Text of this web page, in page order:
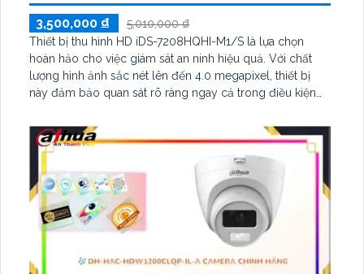
3,500,000 ₫
5,010,000 ₫
Thiết bị thu hình HD iDS-7208HQHI-M1/S là lựa chọn
hoàn hảo cho việc giám sát an ninh hiệu quả. Với chất
lượng hình ảnh sắc nét lên đến 4.0 megapixel, thiết bị
này đảm bảo quan sát rõ ràng ngay cả trong điều kiện
cách tiện lợi